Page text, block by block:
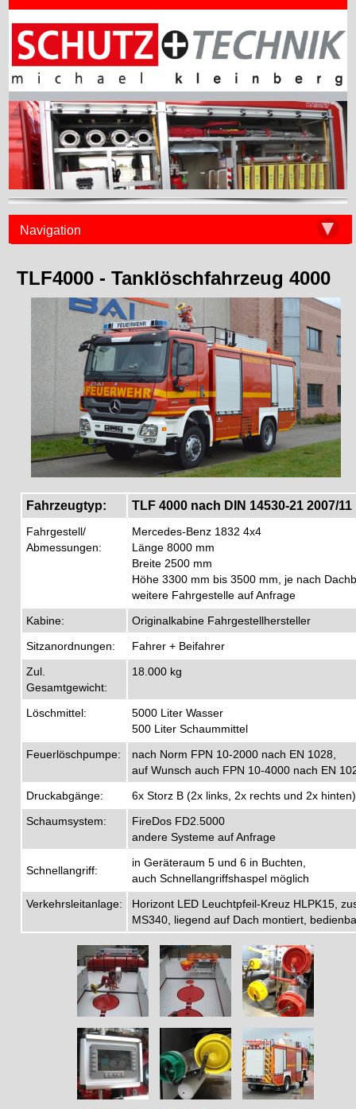
Navigation ▼
TLF4000 - Tanklöschfahrzeug 4000
Fahrzeugtyp: TLF 4000 nach DIN 14530-21 2007/11
Fahrgestell/
Abmessungen:
Mercedes-Benz 1832 4x4
Länge 8000 mm
Breite 2500 mm
Höhe 3300 mm bis 3500 mm, je nach
weitere Fahrgestelle auf Anfrage
Kabine:
Originalkabine Fahrgestellhersteller
Sitzanordnungen:
Fahrer + Beifahrer
Zul.
Gesamtgewicht:
18.000 kg
Löschmittel:
5000 Liter Wasser
500 Liter Schaummittel
Feuerlöschpumpe:
nach Norm FPN 10-2000 nach EN 1028,
auf Wunsch auch FPN 10-4000 nach EN
Druckabgänge:
6x Storz B (2x links, 2x rechts und 2x hinten)
Schaumsystem:
FireDos FD2.5000
andere Systeme auf Anfrage
Schnellangriff:
in Geräteraum 5 und 6 in Buchten,
auch Schnellangriffshaspel möglich
Verkehrsleitanlage:
Horizont LED Leuchtpfeil-Kreuz HLPK15,
MS340, liegend auf Dach montiert,